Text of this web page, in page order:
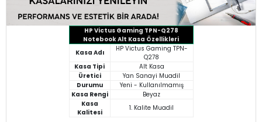
HP Victus Gaming TPN-Q278
Notebook Alt Kasa Özellikleri
Kasa Adı
HP Victus Gaming TPN-
Q278
Kasa Tipi
Alt Kasa
Üretici
Yan Sanayi Muadil
Durumu
Yeni - Kullanılmamış
Kasa Rengi
Beyaz
Kasa
Kalitesi
1. Kalite Muadil